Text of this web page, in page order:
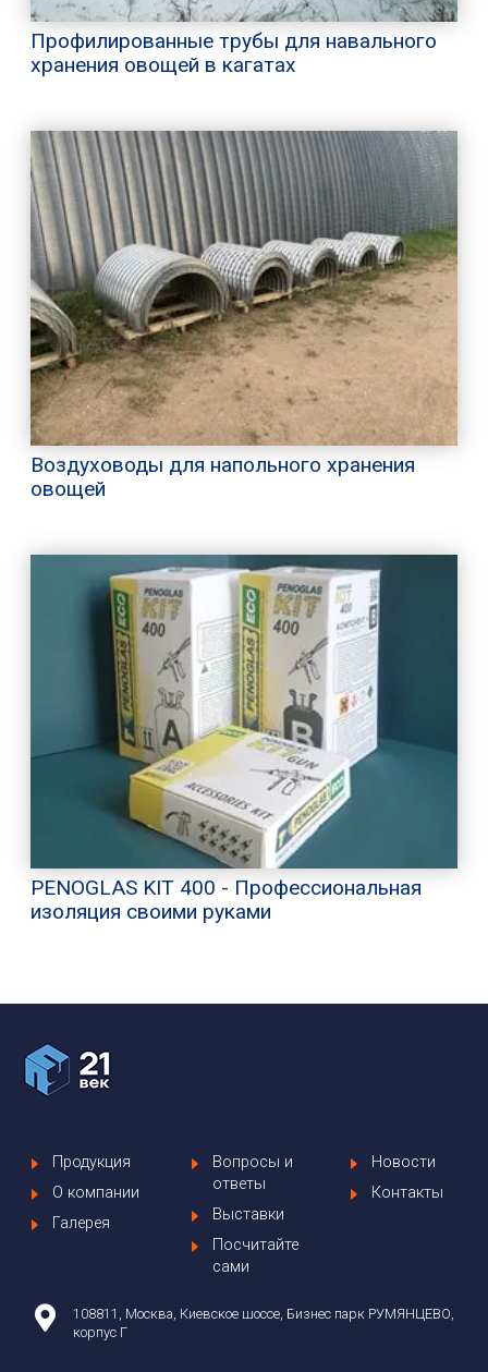
Профилированные трубы для навального
хранения овощей в кагатах
Воздуховоды для напольного хранения
овощей
PENOGLAS KIT 400 - Профессиональная
изоляция своими руками
Продукция
О компании
Галерея
Вопросы и
ответы
Выставки
Посчитайте
сами
Новости
Контакты
108811, Москва, Киевское шоссе, Бизнес парк РУМЯНЦЕВО,
корпус Г